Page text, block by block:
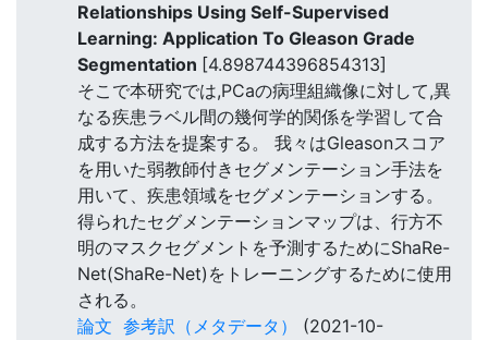
Relationships Using Self-Supervised
Learning: Application To Gleason Grade
Segmentation [4.898744396854313]
そこで本研究では,PCaの病理組織像に対して,異
なる疾患ラベル間の幾何学的関係を学習して合
成する方法を提案する。 我々はGleasonスコア
を用いた弱教師付きセグメンテーション手法を
用いて、疾患領域をセグメンテーションする。
得られたセグメンテーションマップは、行方不
明のマスクセグメントを予測するためにShaRe-
Net(ShaRe-Net)をトレーニングするために使用
される。
論文 参考訳（メタデータ）
(2021-10-